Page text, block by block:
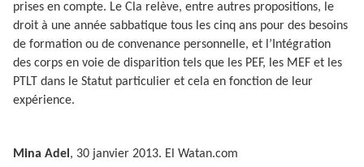
prises en compte. Le Cla relève, entre autres propositions, le
droit à une année sabbatique tous les cinq ans pour des besoins
de formation ou de convenance personnelle, et l’Intégration
des corps en voie de disparition tels que les PEF, les MEF et les
PTLT dans le Statut particulier et cela en fonction de leur
expérience.
Mina Adel , 30 janvier 2013. El Watan.com